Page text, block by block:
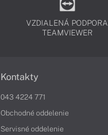
VZDIALENÁ PODPORA
TEAMVIEWER
Kontakty
043 4224 771
Obchodné oddelenie
Servisné oddelenie